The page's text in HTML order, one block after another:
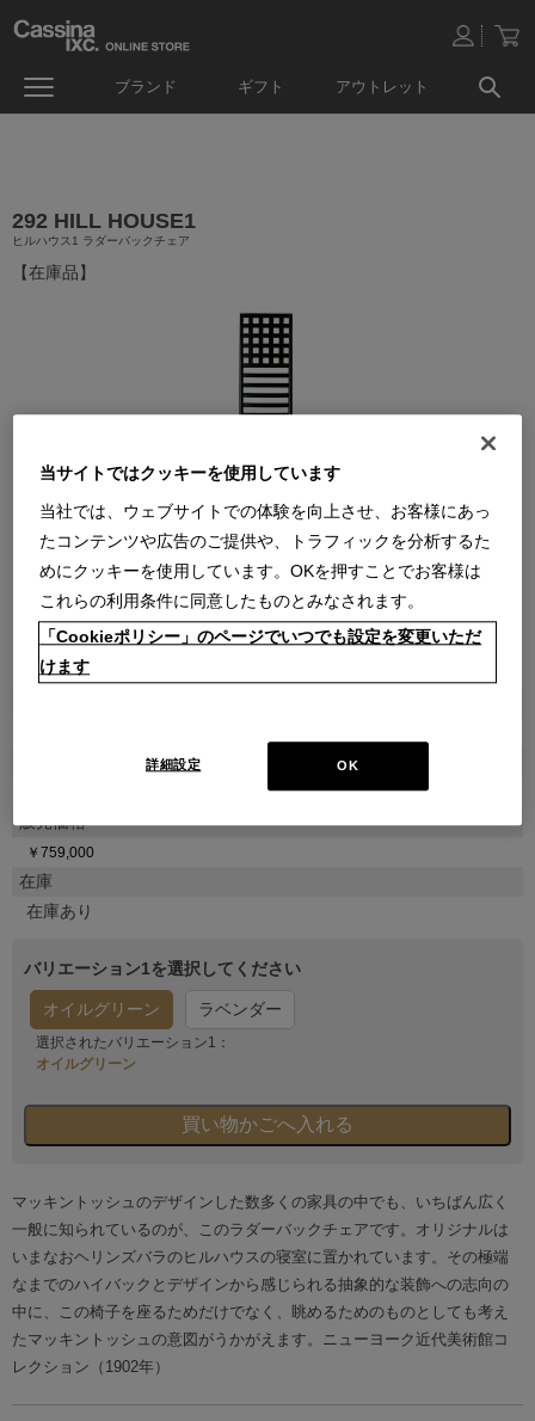
ブランド ギフト アウトレット
292 HILL HOUSE1
ヒルハウス1 ラダーバックチェア
【在庫品】
販売価格
￥759,000
在庫
在庫あり
バリエーション1を選択してください
オイルグリーン ラベンダー
選択されたバリエーション1：
オイルグリーン
マッキントッシュのデザインした数多くの家具の中でも、いちばん広く
一般に知られているのが、このラダーバックチェアです。オリジナルは
いまなおヘリンズバラのヒルハウスの寝室に置かれています。その極端
なまでのハイバックとデザインから感じられる抽象的な装飾への志向の
中に、この椅子を座るためだけでなく、眺めるためのものとしても考え
たマッキントッシュの意図がうかがえます。ニューヨーク近代美術館コ
レクション（1902年）
当サイトではクッキーを使用しています
当社では、ウェブサイトでの体験を向上させ、お客様にあっ
たコンテンツや広告のご提供や、トラフィックを分析するた
めにクッキーを使用しています。OKを押すことでお客様は
これらの利用条件に同意したものとみなされます。
「Cookieポリシー」のページでいつでも設定を変更いただ
けます
OK
詳細設定